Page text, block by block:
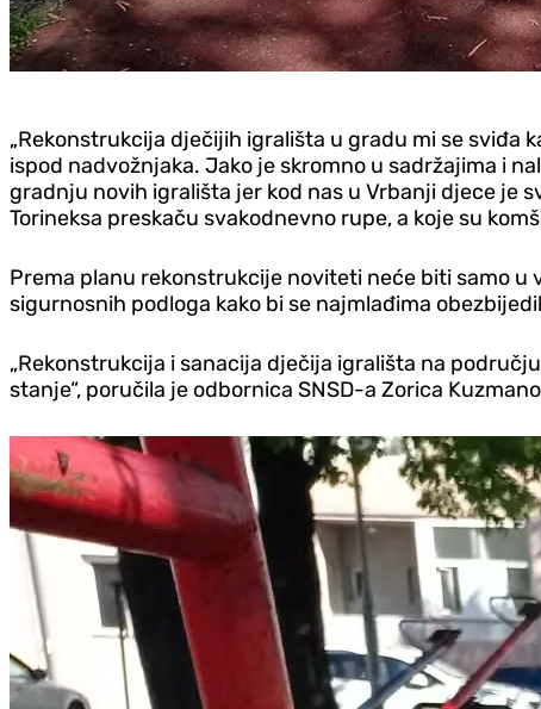
„Rekonstrukcija dječijih igrališta u gradu mi se sviđa
ispod nadvožnjaka. Jako je skromno u sadržajima i
gradnju novih igrališta jer kod nas u Vrbanji djece je
Torineksa preskaču svakodnevno rupe, a koje su
Prema planu rekonstrukcije noviteti neće biti samo u
sigurnosnih podloga kako bi se najmlađima
„Rekonstrukcija i sanacija d‌ječija igrališta na
stanje“, poručila je odbornica SNSD-a Zorica